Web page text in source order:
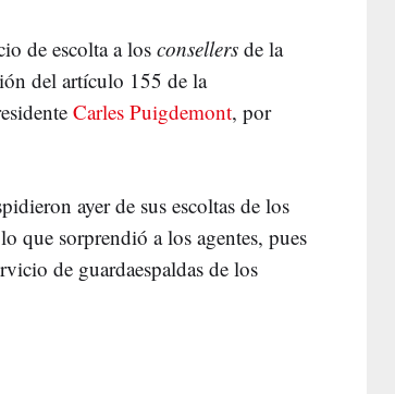
de escolta a los consellers de la
del artículo 155 de la
Carles Puigdemont, por
ayer de sus escoltas de los
que sorprendió a los agentes, pues
de guardaespaldas de los